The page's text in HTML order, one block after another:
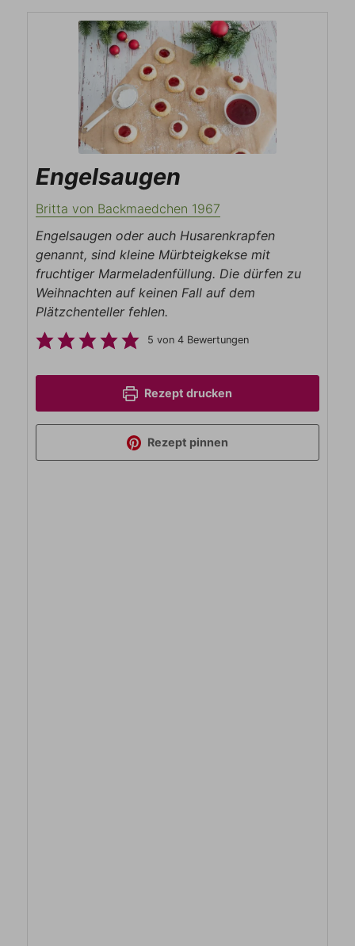
Engelsaugen
Britta von Backmaedchen 1967
Engelsaugen oder auch Husarenkrapfen
genannt, sind kleine Mürbteigkekse mit
fruchtiger Marmeladenfüllung. Die dürfen zu
Weihnachten auf keinen Fall auf dem
Plätzchenteller fehlen.
5 von 4Bewertungen
Rezept drucken
Rezept pinnen